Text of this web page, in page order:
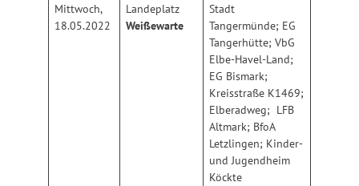
Mittwoch,
18.05.2022
Landeplatz
Weißewarte
Stadt
Tangermünde; EG
Tangerhütte; VbG
Elbe-Havel-Land;
EG Bismark;
Kreisstraße K1469;
Elberadweg; LFB
Altmark; BfoA
Letzlingen; Kinder-
und Jugendheim
Köckte